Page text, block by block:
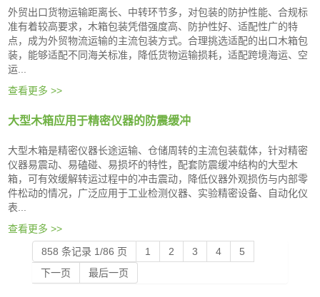
外贸出口货物运输距离长、中转环节多，对包装的防护性能、合规标
准有着较高要求，木箱包装凭借强度高、防护性好、适配性广的特
点，成为外贸物流运输的主流包装方式。合理挑选适配的出口木箱包
装，能够适配不同海关标准，降低货物运输损耗，适配跨境海运、空
运...
查看更多 >>
大型木箱应用于精密仪器的防震缓冲
大型木箱是精密仪器长途运输、仓储周转的主流包装载体，针对精密
仪器易震动、易磕碰、易损坏的特性，配套防震缓冲结构的大型木
箱，可有效缓解转运过程中的冲击震动，降低仪器外观损伤与内部零
件松动的情况，广泛应用于工业检测仪器、实验精密设备、自动化仪
表...
查看更多 >>
858 条记录 1/86 页
1 2 3 4
5
下一页
最后一页